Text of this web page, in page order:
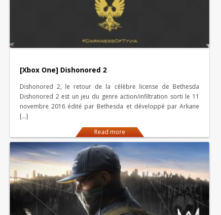
[Xbox One] Dishonored 2
Dishonored 2, le retour de la célèbre license de Bethesda
Dishonored 2 est un jeu du genre action/infiltration sorti le 11
novembre 2016 édité par Bethesda et développé par Arkane
[…]
Read more